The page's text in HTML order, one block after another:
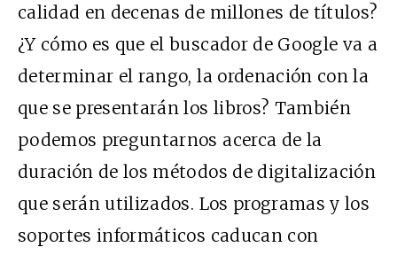
calidad en decenas de millones de títulos?
¿Y cómo es que el buscador de Google va a
determinar el rango, la ordenación con la
que se presentarán los libros? También
podemos preguntarnos acerca de la
duración de los métodos de digitalización
que serán utilizados. Los programas y los
soportes informáticos caducan con